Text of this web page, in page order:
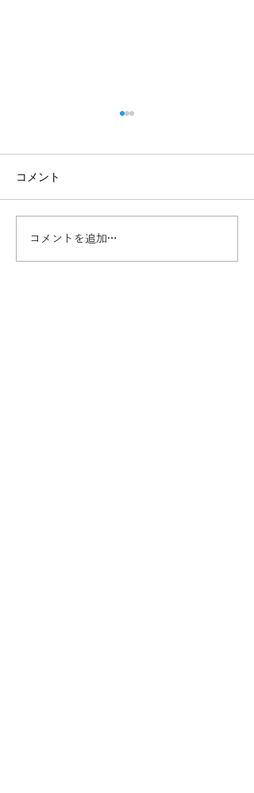
中国、介護保険を本格導
入、全国展開へ
コメント
コメントを追加…